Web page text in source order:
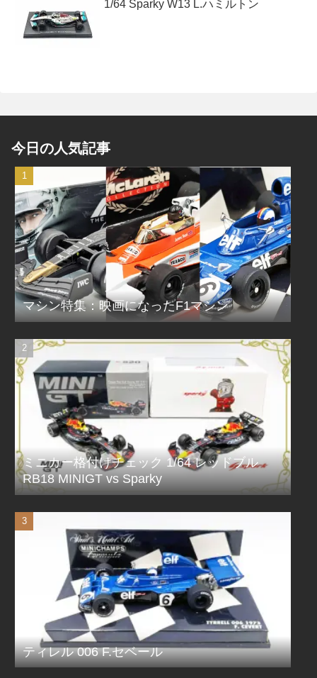
1/64 Sparky W13 L.ハミルトン
今日の人気記事
マシン特集：映画になったF1マシン
ミニカー格付けチェック 1/64 レッドブル
RB18 MINIGT vs Sparky
ティレル 006 F.セベール